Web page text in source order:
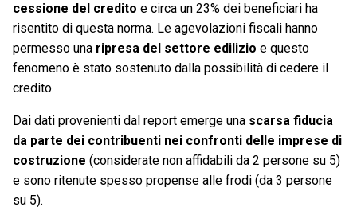
cessione del credito e circa un 23% dei beneficiari ha
risentito di questa norma. Le agevolazioni fiscali hanno
permesso una ripresa del settore edilizio e questo
fenomeno è stato sostenuto dalla possibilità di cedere il
credito.
Dai dati provenienti dal report emerge una scarsa fiducia
da parte dei contribuenti nei confronti delle imprese di
costruzione (considerate non affidabili da 2 persone su 5)
e sono ritenute spesso propense alle frodi (da 3 persone
su 5).